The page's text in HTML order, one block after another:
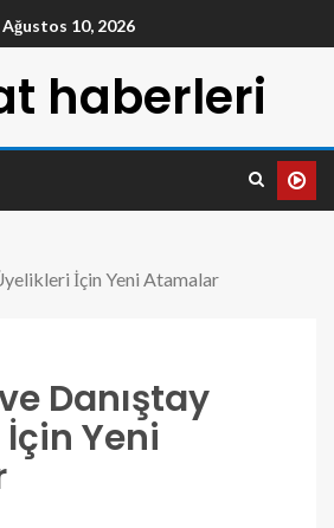
Ağustos 10, 2026
haberleri
İçin Yeni Atamalar
Danıştay
Yeni